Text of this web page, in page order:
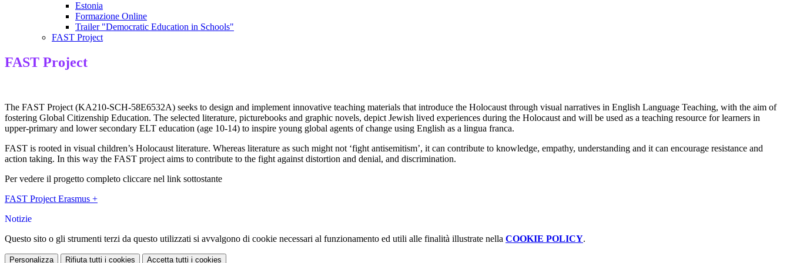
Estonia
Formazione Online
Trailer "Democratic Education in Schools"
FAST Project
FAST Project
The FAST Project (KA210-SCH-58E6532A) seeks to design and implement innovative teaching materials that introduce the Holocaust through visual narratives in English Language Teaching, with the aim of
fostering Global Citizenship Education. The selected literature, picturebooks and graphic novels, depict Jewish lived experiences during the Holocaust and will be used as a teaching resource for learners in
upper-primary and lower secondary ELT education (age 10-14) to inspire young global agents of change using English as a lingua franca.
FAST is rooted in visual children’s Holocaust literature. Whereas literature as such might not ‘fight antisemitism’, it can contribute to knowledge, empathy, understanding and it can encourage resistance and
action taking. In this way the FAST project aims to contribute to the fight against distortion and denial, and discrimination.
Per vedere il progetto completo cliccare nel link sottostante
FAST Project Erasmus +
Notizie
Questo sito o gli strumenti terzi da questo utilizzati si avvalgono di cookie necessari al funzionamento ed utili alle finalità illustrate nella COOKIE POLICY.
Personalizza Rifiuta tutti i cookies Accetta tutti i cookies